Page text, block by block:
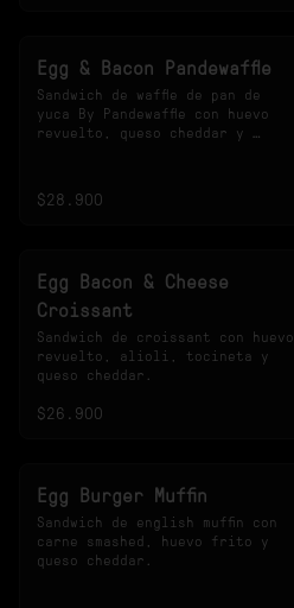
Egg & Bacon Pandewaffle
Sandwich de waffle de pan de
yuca By Pandewaffle con huevo
revuelto, queso cheddar y
$28.900
Egg Bacon & Cheese
Croissant
Sandwich de croissant con huevo
revuelto, alioli, tocineta y
queso cheddar.
$26.900
Egg Burger Muffin
Sandwich de english muffin con
carne smashed, huevo frito y
queso cheddar.